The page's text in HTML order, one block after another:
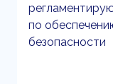
по
безопасности